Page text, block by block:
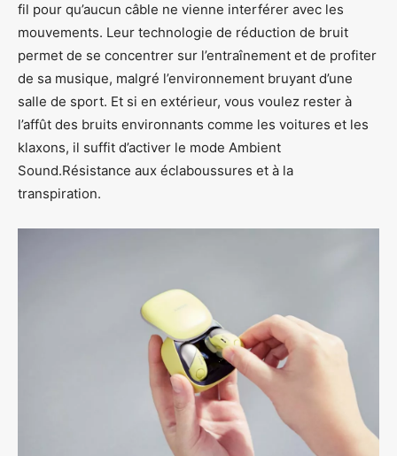
fil pour qu’aucun câble ne vienne interférer avec les
mouvements. Leur technologie de réduction de bruit
permet de se concentrer sur l’entraînement et de profiter
de sa musique, malgré l’environnement bruyant d’une
salle de sport. Et si en extérieur, vous voulez rester à
l’affût des bruits environnants comme les voitures et les
klaxons, il suffit d’activer le mode Ambient
Sound.Résistance aux éclaboussures et à la
transpiration.